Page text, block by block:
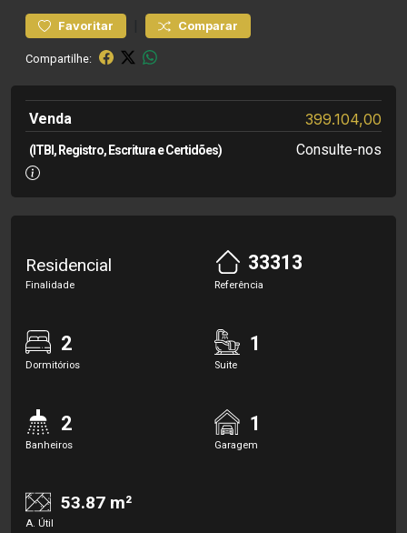
Favoritar Comparar
Compartilhe:
Venda 399.104,00
(ITBI, Registro, Escritura e Certidões) Consulte-nos
Residencial
Finalidade
33313
Referência
2
Dormitórios
1
Suite
2
Banheiros
1
Garagem
53.87 m²
A. Útil